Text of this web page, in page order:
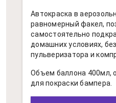
Автокраска в
равномерный факел,
самостоятельно
домашних условиях,
пульверизатора и
Объем баллона 400мл,
для покраски бампера.